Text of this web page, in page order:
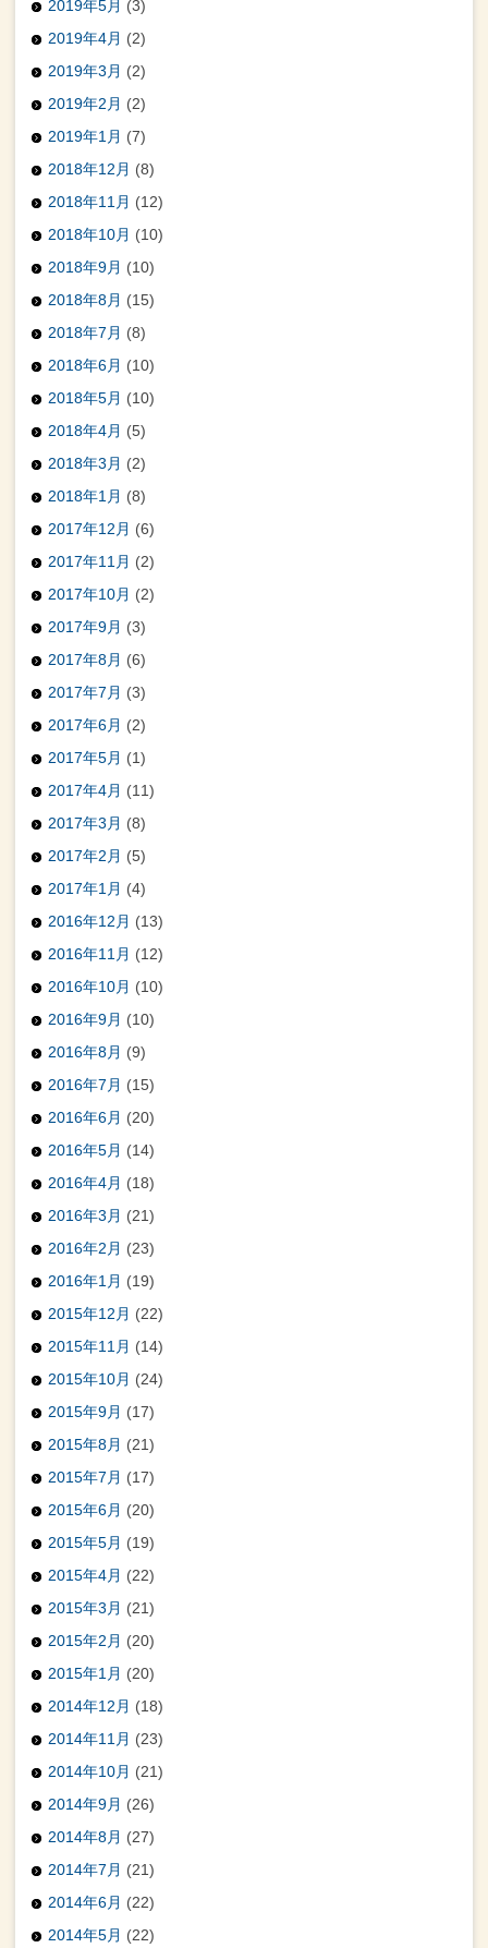
2019年5月 (3)
2019年4月 (2)
2019年3月 (2)
2019年2月 (2)
2019年1月 (7)
2018年12月 (8)
2018年11月 (12)
2018年10月 (10)
2018年9月 (10)
2018年8月 (15)
2018年7月 (8)
2018年6月 (10)
2018年5月 (10)
2018年4月 (5)
2018年3月 (2)
2018年1月 (8)
2017年12月 (6)
2017年11月 (2)
2017年10月 (2)
2017年9月 (3)
2017年8月 (6)
2017年7月 (3)
2017年6月 (2)
2017年5月 (1)
2017年4月 (11)
2017年3月 (8)
2017年2月 (5)
2017年1月 (4)
2016年12月 (13)
2016年11月 (12)
2016年10月 (10)
2016年9月 (10)
2016年8月 (9)
2016年7月 (15)
2016年6月 (20)
2016年5月 (14)
2016年4月 (18)
2016年3月 (21)
2016年2月 (23)
2016年1月 (19)
2015年12月 (22)
2015年11月 (14)
2015年10月 (24)
2015年9月 (17)
2015年8月 (21)
2015年7月 (17)
2015年6月 (20)
2015年5月 (19)
2015年4月 (22)
2015年3月 (21)
2015年2月 (20)
2015年1月 (20)
2014年12月 (18)
2014年11月 (23)
2014年10月 (21)
2014年9月 (26)
2014年8月 (27)
2014年7月 (21)
2014年6月 (22)
2014年5月 (22)